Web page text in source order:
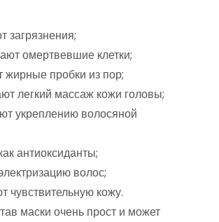
загрязнения;
омертвевшие клетки;
жирные пробки из пор;
легкий массаж кожи головы;
укреплению волосяной
антиоксиданты;
волос;
чувствительную кожу.
маски очень прост и может